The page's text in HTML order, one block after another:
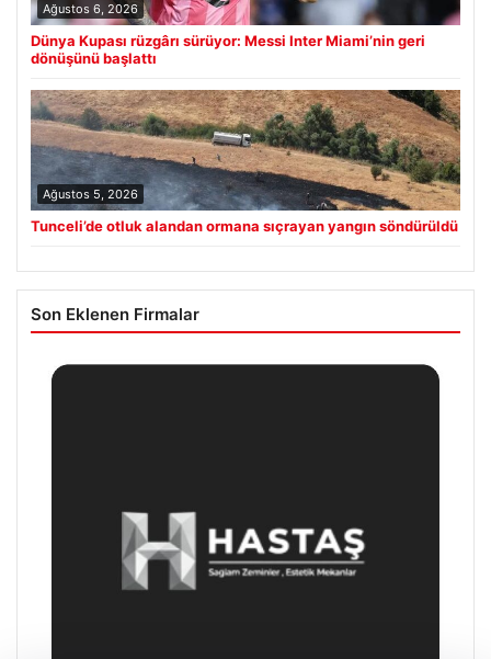
Ağustos 6, 2026
Dünya Kupası rüzgârı sürüyor: Messi Inter Miami’nin geri
dönüşünü başlattı
Ağustos 5, 2026
Tunceli’de otluk alandan ormana sıçrayan yangın söndürüldü
Son Eklenen Firmalar